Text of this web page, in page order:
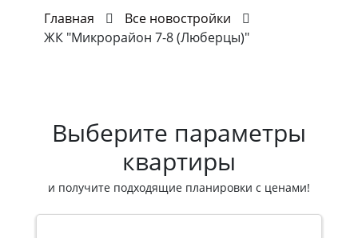
Главная
Все новостройки
ЖК "Микрорайон 7-8 (Люберцы)"
Выберите параметры
квартиры
и получите подходящие планировки с ценами!